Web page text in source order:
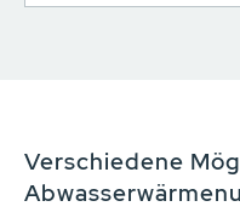
Verschiedene